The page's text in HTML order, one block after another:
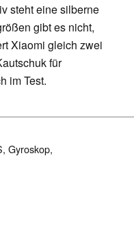
steht eine silberne
gibt es nicht,
Xiaomi gleich zwei
für
im Test.
Gyroskop,